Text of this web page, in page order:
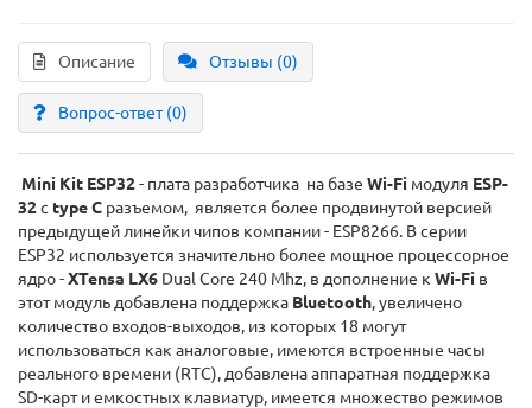
Описание Отзывы (0)
Вопрос-ответ(0)
Mini Kit ESP32- плата разработчика на базе Wi-Fi модуля ESP-
32c type C разъемом, является более продвинутой версией
предыдущей линейки чипов компании - ESP8266. В серии
ESP32 используется значительно более мощное процессорное
ядро -XTensa LX6 Dual Core 240 Mhz, в дополнение к Wi-Fi в
этот модуль добавлена поддержка Bluetooth, увеличено
количество входов-выходов, из которых 18 могут
использоваться как аналоговые, имеются встроенные часы
реального времени (RTC), добавлена аппаратная поддержка
SD-карт и емкостных клавиатур, имеется множество режимов